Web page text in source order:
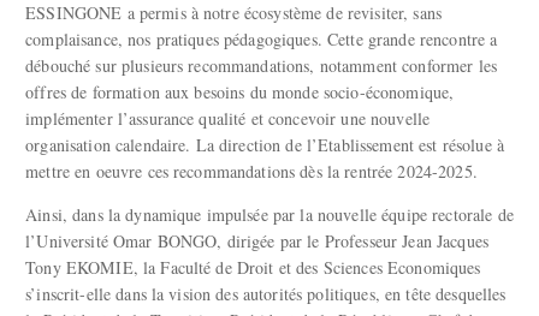
ESSINGONE a permis à notre écosystème de revisiter, sans
complaisance, nos pratiques pédagogiques. Cette grande rencontre a
débouché sur plusieurs recommandations, notamment conformer les
offres de formation aux besoins du monde socio-économique,
implémenter l’assurance qualité et concevoir une nouvelle
organisation calendaire. La direction de l’Etablissement est résolue à
mettre en oeuvre ces recommandations dès la rentrée 2024-2025.
Ainsi, dans la dynamique impulsée par la nouvelle équipe rectorale de
l’Université Omar BONGO, dirigée par le Professeur Jean Jacques
Tony EKOMIE, la Faculté de Droit et des Sciences Economiques
s’inscrit-elle dans la vision des autorités politiques, en tête desquelles